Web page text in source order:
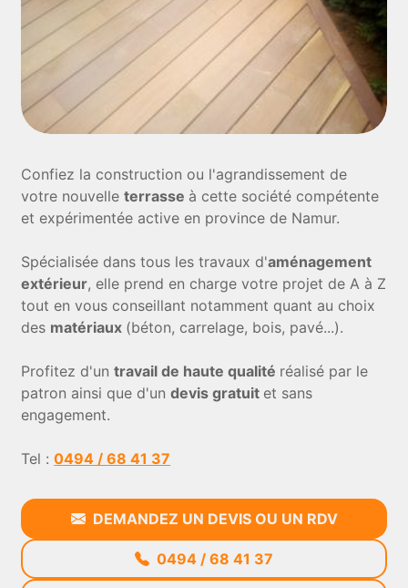
Confiez la construction ou l'agrandissement de
votre nouvelleterrasse à cette société compétente
et expérimentée active en province de Namur.
Spécialisée dans tous les travaux d'aménagement
extérieur, elle prend en charge votre projet de A à Z
tout en vous conseillant notamment quant au choix
des matériaux (béton, carrelage, bois, pavé...).
Profitez d'untravail de haute qualité réalisé par le
patron ainsi que d'undevis gratuit et sans
engagement.
Tel :0494 / 68 41 37
DEMANDEZ UN DEVIS OU UN RDV
0494 / 68 41 37